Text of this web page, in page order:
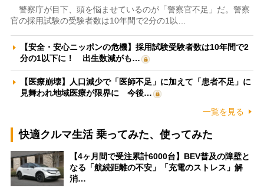
警察庁が目下、頭を悩ませているのが「警察官不足」だ。警察
官の採用試験の受験者数は10年間で2分の1以…
【安全・安心ニッポンの危機】採用試験受験者数は10年間で2
分の1以下に！ 出生数減がも…
【医療崩壊】人口減少で「医師不足」に加えて「患者不足」に
見舞われ地域医療が限界に 今後…
一覧を見る
快適クルマ生活 乗ってみた、使ってみた
【4ヶ月間で受注累計6000台】BEV普及の障壁と
なる「航続距離の不安」「充電のストレス」解
消…